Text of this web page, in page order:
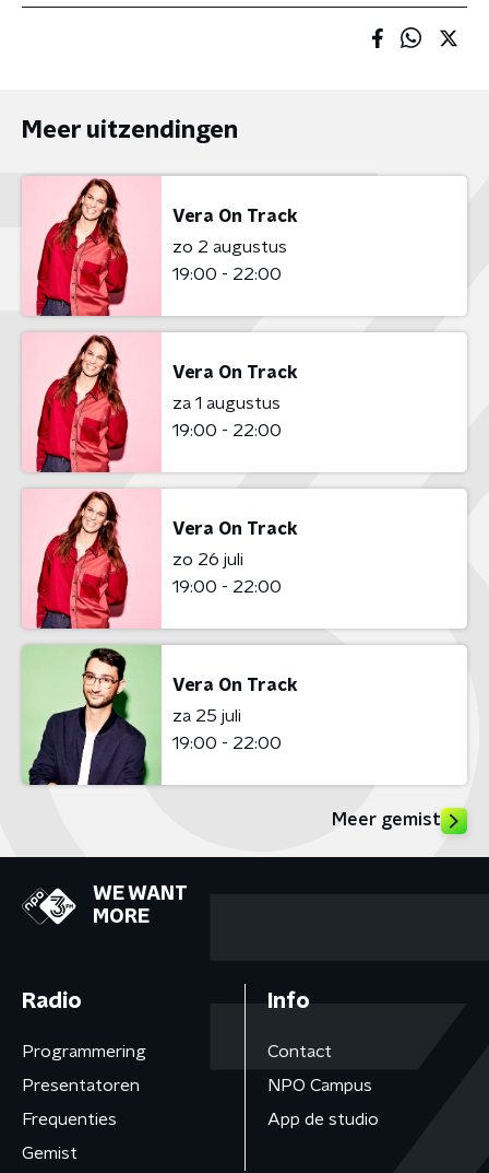
Meer uitzendingen
Vera On Track
zo 2 augustus
19:00 - 22:00
Vera On Track
za 1 augustus
19:00 - 22:00
Vera On Track
zo 26 juli
19:00 - 22:00
Vera On Track
za 25 juli
19:00 - 22:00
Meer gemist
WE WANT
MORE
Radio
Programmering
Presentatoren
Frequenties
Gemist
Info
Contact
NPO Campus
App de studio